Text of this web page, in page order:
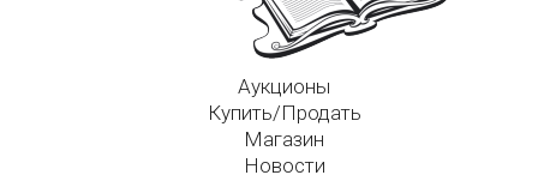
Аукционы
Купить/Продать
Магазин
Новости